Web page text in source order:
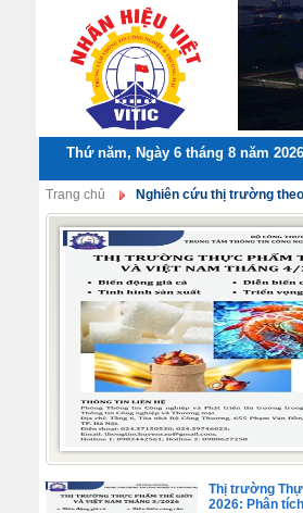
Thứ năm, Ngày 6 tháng 8 năm 2026
Trang chủ Nghiên cứu thị trường
Thị trường
2026: Phân